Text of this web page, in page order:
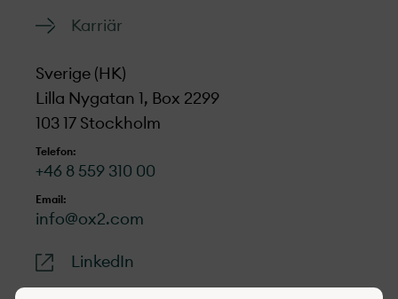
Karriär
Sverige (HK)
Lilla Nygatan 1, Box 2299
103 17 Stockholm
Telefon:
+46 8 559 310 00
Email:
info@ox2.com
LinkedIn